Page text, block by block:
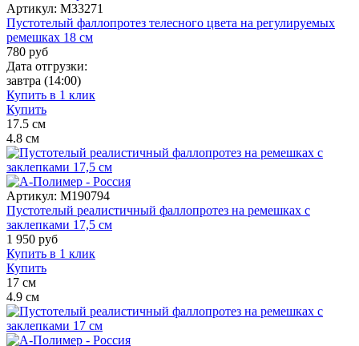
Артикул: M33271
Пустотелый фаллопротез телесного цвета на регулируемых
ремешках 18 см
780 руб
Дата отгрузки:
завтра (14:00)
Купить в 1 клик
Купить
17.5 см
4.8 см
Артикул: M190794
Пустотелый реалистичный фаллопротез на ремешках с
заклепками 17,5 см
1 950 руб
Купить в 1 клик
Купить
17 см
4.9 см